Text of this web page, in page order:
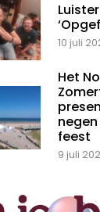
10 juli
Het
feest
9 juli